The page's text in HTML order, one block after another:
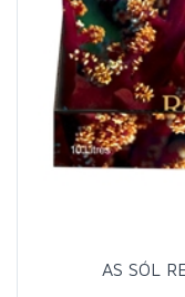
AS SÓL